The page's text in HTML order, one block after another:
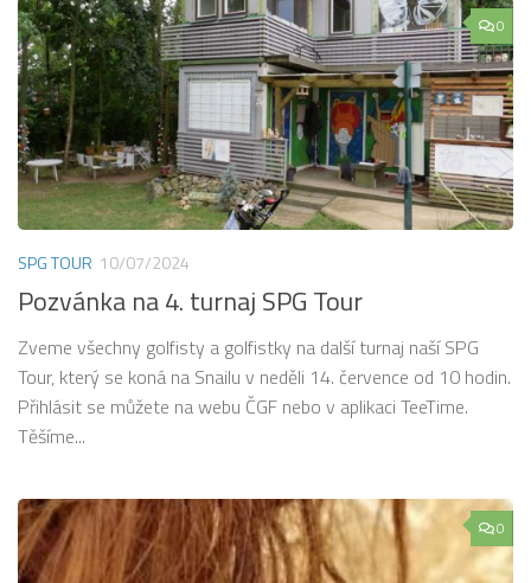
0
SPG TOUR 10/07/2024
Pozvánka na 4. turnaj SPG Tour
Zveme všechny golfisty a golfistky na další turnaj naší SPG
Tour, který se koná na Snailu v neděli 14. července od 10 hodin.
Přihlásit se můžete na webu ČGF nebo v aplikaci TeeTime.
Těšíme...
0